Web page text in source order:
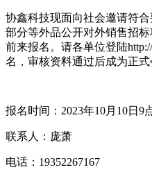
协鑫科技现面向社会邀请符
部分等外品公开对外销售招
前来报名。请各单位登陆http://
名，审核资料通过后成为正式
报名时间：2023年10月10日9
联系人：庞萧
电话：19352267167